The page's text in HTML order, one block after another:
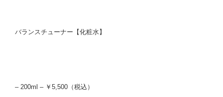
バランスチューナー【化粧水】
– 200ml – ￥5,500（税込）